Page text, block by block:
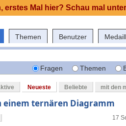
Themen Benutzer
Fragen Themen
Neueste Beliebte mit den
einem ternären Diagramm
17
erstes Mal hier? Schau mal unter